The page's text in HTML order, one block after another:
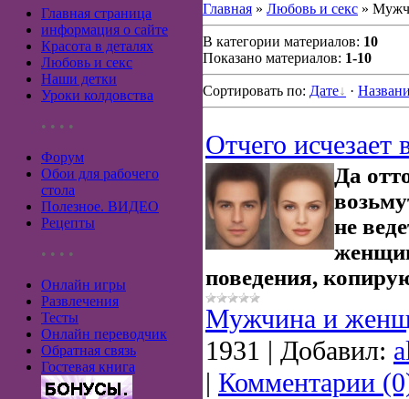
Главная страница
информация о сайте
Красота в деталях
Любовь и секс
Наши детки
Уроки колдовства
• • • •
Форум
Обои для рабочего
стола
Полезное. ВИДЕО
Рецепты
• • • •
Онлайн игры
Развлечения
Тесты
Онлайн переводчик
Обратная связь
Гостевая книга
Главная » Любовь и секс »
В категории материалов: 10
Показано материалов: 1-10
Сортировать по: Дате ·
Отчего
Да
не
поведения,
Мужчина и
1931 | Добавил:
| Комментарии